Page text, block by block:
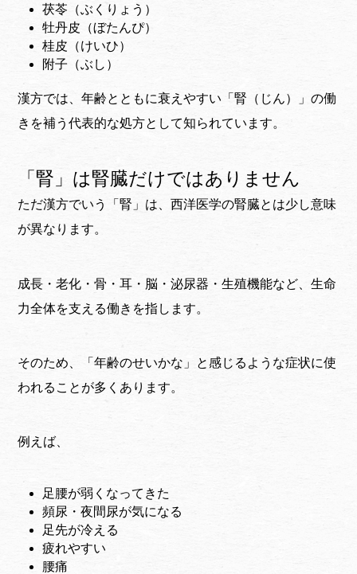
茯苓（ぶくりょう）
牡丹皮（ぼたんぴ）
桂皮（けいひ）
附子（ぶし）
漢方では、年齢とともに衰えやすい「腎（じん）」の働
きを補う代表的な処方として知られています。
「腎」は腎臓だけではありません
ただ漢方でいう「腎」は、西洋医学の腎臓とは少し意味
が異なります。
成長・老化・骨・耳・脳・泌尿器・生殖機能など、生命
力全体を支える働きを指します。
そのため、「年齢のせいかな」と感じるような症状に使
われることが多くあります。
例えば、
足腰が弱くなってきた
頻尿・夜間尿が気になる
足先が冷える
疲れやすい
腰痛